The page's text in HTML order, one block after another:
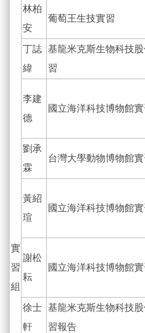
實
習
組
林柏
安
葡萄王生技實習
丁誌
緯
基龍米克斯生物科技
習
李建
德
國立海洋科技博物館
劉承
霖
台灣大學動物博物館實
黃紹
瑄
國立海洋科技博物館
謝松
耘
國立海洋科技博物館
徐士
軒
基龍米克斯生物科技
習報告